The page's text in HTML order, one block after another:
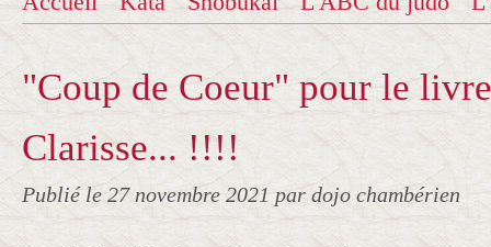
"Coup de Coeur" pour le
Clarisse... !!!!
Publié le 27 novembre 2021 par dojo chambérien